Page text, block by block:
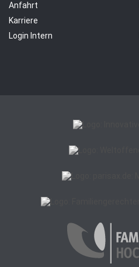
Anfahrt
Karriere
Login Intern